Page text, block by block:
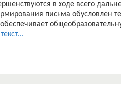
в ходе всего
письма обусловлен
на формирование личности.